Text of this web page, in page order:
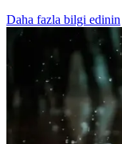
Daha fazla bilgi edinin